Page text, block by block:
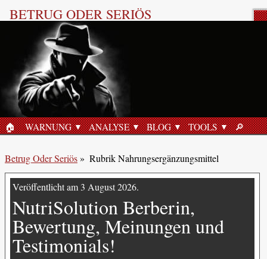
BETRUG ODER SERIÖS
20 Juli 2026
STARTSEITE
🏠︎ WARNUNG ANALYSE BLOG TOOLS SUCHE
🔎︎
Betrug Oder Seriös» Rubrik Nahrungsergänzungsmittel
Veröffentlicht am 3 August 2026.
NutriSolution Berberin,
Bewertung, Meinungen und
Testimonials!